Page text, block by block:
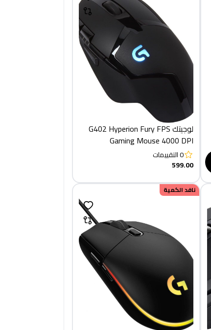
لوجيتك G402 Hyperion Fury FPS
Gaming Mouse 4000 DPI
0التقييمات
599.00
نافد الكمية